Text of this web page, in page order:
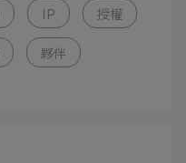
IP 授權
夥伴